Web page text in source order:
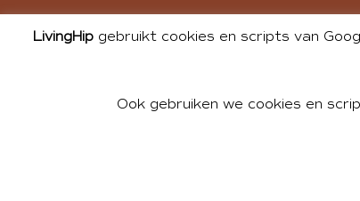
© 2026 ALL PHOTOS &
LivingHip gebruikt cookies en scripts van
Ook gebruiken we cookies en